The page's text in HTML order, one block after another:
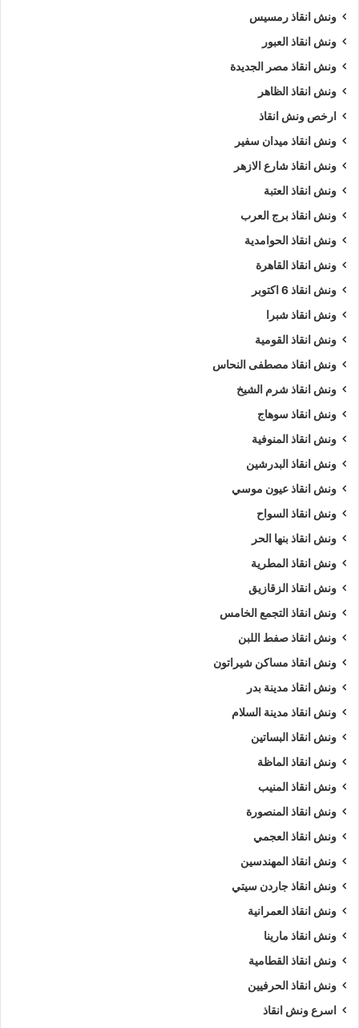
ونش انقاذ رمسيس
ونش انقاذ العبور
ونش انقاذ مصر الجديدة
ونش انقاذ الظاهر
ارخص ونش انقاذ
ونش انقاذ ميدان سفير
ونش انقاذ شارع الازهر
ونش انقاذ العتبة
ونش انقاذ برج العرب
ونش انقاذ الحوامدية
ونش انقاذ القاهرة
ونش انقاذ 6 اكتوبر
ونش انقاذ شبرا
ونش انقاذ القومية
ونش انقاذ مصطفى النحاس
ونش انقاذ شرم الشيخ
ونش انقاذ سوهاج
ونش انقاذ المنوفية
ونش انقاذ البدرشين
ونش انقاذ عيون موسي
ونش انقاذ السواح
ونش انقاذ بنها الحر
ونش انقاذ المطرية
ونش انقاذ الزقازيق
ونش انقاذ التجمع الخامس
ونش انقاذ صفط اللبن
ونش انقاذ مساكن شيراتون
ونش انقاذ مدينة بدر
ونش انقاذ مدينة السلام
ونش انقاذ البساتين
ونش انقاذ الماظة
ونش انقاذ المنيب
ونش انقاذ المنصورة
ونش انقاذ العجمي
ونش انقاذ المهندسين
ونش انقاذ جاردن سيتي
ونش انقاذ العمرانية
ونش انقاذ مارينا
ونش انقاذ القطامية
ونش انقاذ الحرفيين
اسرع ونش انقاذ